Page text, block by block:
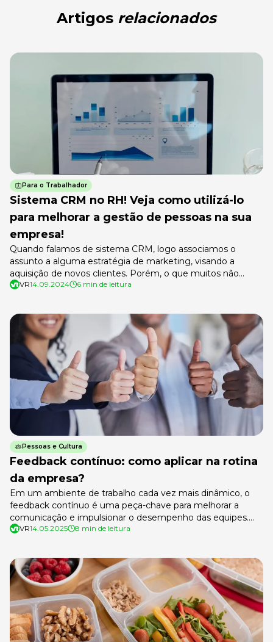
Artigos relacionados
Para o Trabalhador
Sistema CRM no RH! Veja como utilizá-lo
para melhorar a gestão de pessoas na sua
empresa!
Quando falamos de sistema CRM, logo associamos o
assunto a alguma estratégia de marketing, visando a
aquisição de novos clientes. Porém, o que muitos não
sabem é que o mesmo CRM pode ser usado na área de
VR14.09.2024 6 min de leitura
Pessoas e Cultura
Feedback contínuo: como aplicar na rotina
da empresa?
Em um ambiente de trabalho cada vez mais dinâmico, o
feedback contínuo é uma peça-chave para melhorar a
comunicação e impulsionar o desempenho das equipes.
Isso porque, quando implementado de forma eficaz, esse
um grande estímulo para o comprometimento das
pessoas. […]
VR14.05.2025 8 min de leitura